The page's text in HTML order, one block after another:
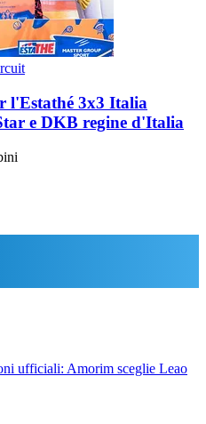
l'Estathé 3x3 Italia
e DKB regine d'Italia
ufficiali: Amorim sceglie Leao